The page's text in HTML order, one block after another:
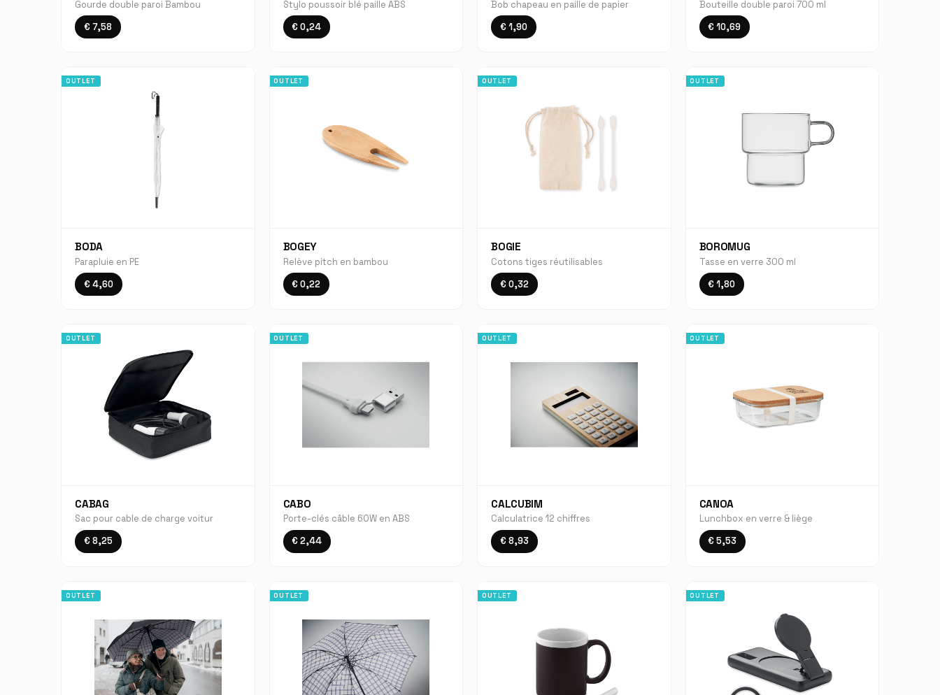
Gourde double paroi Bambou
€ 7,58
Stylo poussoir blé paille ABS
€ 0,24
Bob chapeau en paille de papier
€ 1,90
Bouteille double paroi 700 ml
€ 10,69
OUTLET
BODA
Parapluie en PE
€ 4,60
OUTLET
BOGEY
Relève pitch en bambou
€ 0,22
OUTLET
BOGIE
Cotons tiges réutilisables
€ 0,32
OUTLET
BOROMUG
Tasse en verre 300 ml
€ 1,80
OUTLET
CABAG
Sac pour cable de charge voitur
€ 8,25
OUTLET
CABO
Porte-clés câble 60W en ABS
€ 2,44
OUTLET
CALCUBIM
Calculatrice 12 chiffres
€ 8,93
OUTLET
CANOA
Lunchbox en verre & liège
€ 5,53
OUTLET OUTLET OUTLET OUTLET